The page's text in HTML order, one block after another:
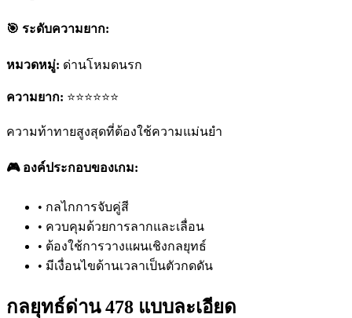
🎯 ระดับความยาก:
หมวดหมู่: ด่านโหมดนรก
ความยาก: ⭐⭐⭐⭐⭐⭐
ความท้าทายสูงสุดที่ต้องใช้ความแม่นยำ
🎮 องค์ประกอบของเกม:
• กลไกการจับคู่สี
• ควบคุมด้วยการลากและเลื่อน
• ต้องใช้การวางแผนเชิงกลยุทธ์
• มีเงื่อนไขด้านเวลาเป็นตัวกดดัน
กลยุทธ์ด่าน 478 แบบละเอียด